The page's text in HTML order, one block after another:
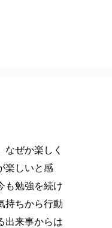
ぜか楽しく
楽しいと感
も勉強を続け
持ちから行動
出来事からは